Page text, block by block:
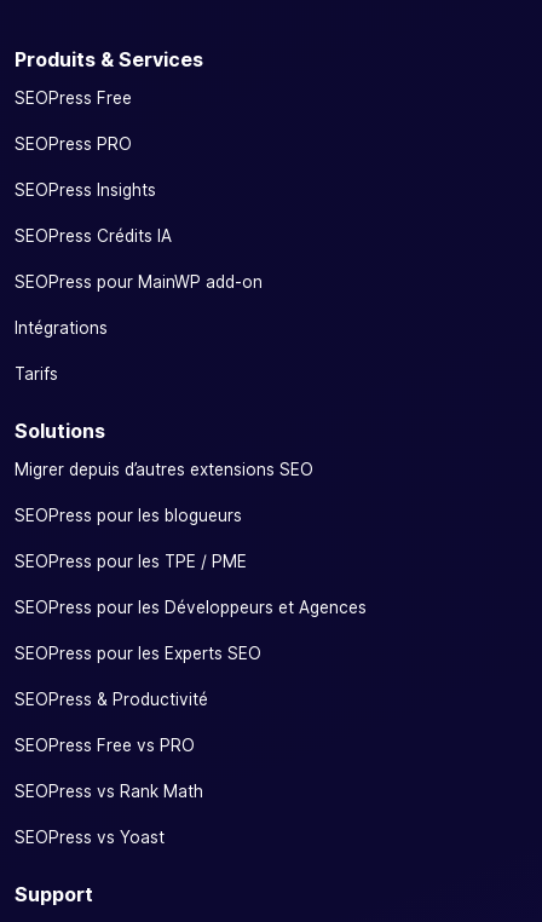
Produits & Services
SEOPress Free
SEOPress PRO
SEOPress Insights
SEOPress Crédits IA
SEOPress pour MainWP add-on
Intégrations
Tarifs
Solutions
Migrer depuis d’autres extensions SEO
SEOPress pour les blogueurs
SEOPress pour les TPE / PME
SEOPress pour les Développeurs et Agences
SEOPress pour les Experts SEO
SEOPress & Productivité
SEOPress Free vs PRO
SEOPress vs Rank Math
SEOPress vs Yoast
Support